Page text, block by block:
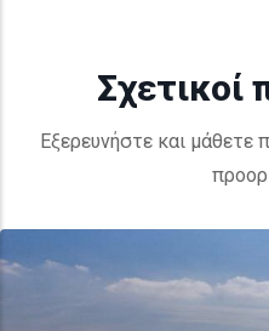
Σχετικοί
Εξερευνήστε και μάθετε